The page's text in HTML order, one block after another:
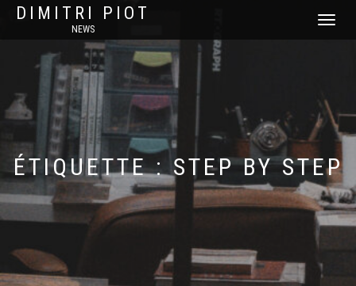
DIMITRI PIOT
NEWS
DÉPLIER
ÉTIQUETTE :STEP BY STEP